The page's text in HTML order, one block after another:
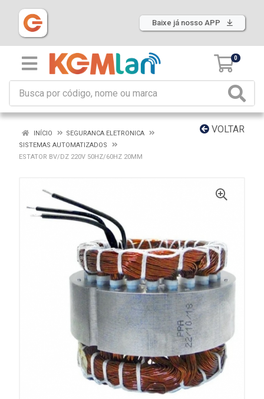
Baixe já nosso APP
0
VOLTAR
INÍCIO
SEGURANCA ELETRONICA
SISTEMAS AUTOMATIZADOS
ESTATOR BV/DZ 220V 50HZ/60HZ 20MM